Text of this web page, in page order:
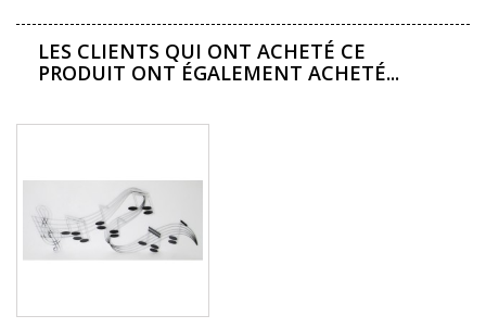
LES CLIENTS QUI ONT ACHETÉ CE
PRODUIT ONT ÉGALEMENT ACHETÉ...